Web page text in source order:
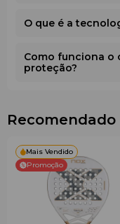
O que é a
Como funciona
proteção?
Recomendado
Mais Vendido
Promoção